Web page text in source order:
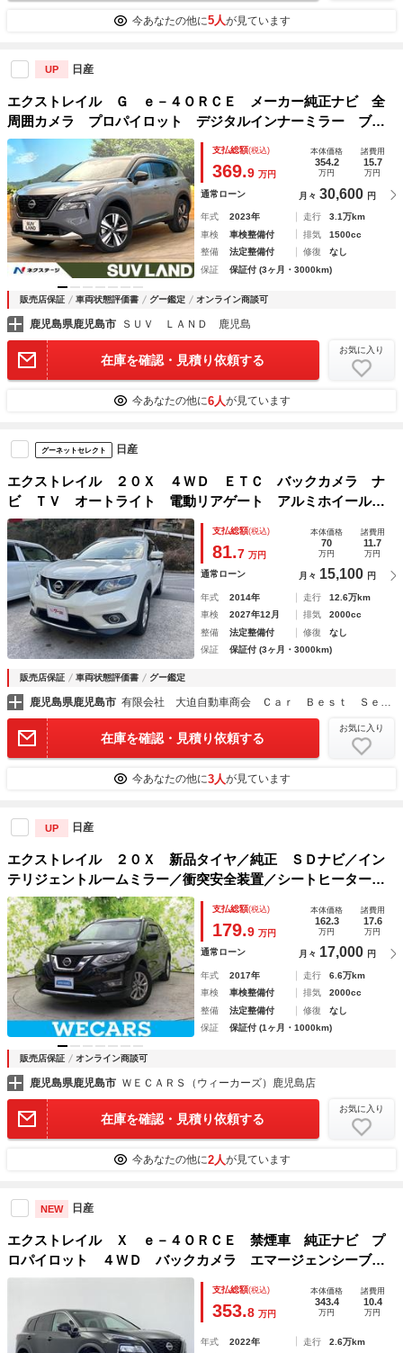
今あなたの他に5人が見ています
UP 日産
エクストレイル Ｇ ｅ－４ＯＲＣＥ メーカー純正ナビ 全
周囲カメラ プロパイロット デジタルインナーミラー ブラ
インドスポットモニター シートヒーター パワーバックド
ア ＬＥＤヘッドライト 純正１９インチアルミ ４ＷＤ
支払総額(税込)
369.9 万円
本体価格
354.2
万円
諸費用
15.7
万円
通常ローン 月々 30,600 円
年式 2023年 走行
3.1万km
車検
車検整備付 排気
1500cc
整備
法定整備付 修復
なし
保証
保証付 (3ヶ月・3000km)
販売店保証 車両状態評価書 グー鑑定 オンライン商談可
鹿児島県鹿児島市 ＳＵＶ ＬＡＮＤ 鹿児島
在庫を確認・見積り依頼する
お気に入り
今あなたの他に6人が見ています
グーネットセレクト 日産
エクストレイル ２０Ｘ ４ＷＤ ＥＴＣ バックカメラ ナ
ビ ＴＶ オートライト 電動リアゲート アルミホイール
スマートキー アイドリングストップ 電動格納ミラー シー
トヒーター ＣＶＴ 盗難防止システム 衝突安全ボディ
支払総額(税込)
81.7 万円
本体価格
70
万円
諸費用
11.7
万円
通常ローン 月々 15,100 円
年式 2014年 走行
12.6万km
車検
2027年12月 排気
2000cc
整備
法定整備付 修復
なし
保証
保証付 (3ヶ月・3000km)
販売店保証 車両状態評価書 グー鑑定
鹿児島県鹿児島市 有限会社 大迫自動車商会 Ｃａｒ Ｂｅｓｔ Ｓｅｌｅｃｔｉｏｎ
在庫を確認・見積り依頼する
お気に入り
今あなたの他に3人が見ています
UP 日産
エクストレイル ２０Ｘ 新品タイヤ／純正 ＳＤナビ／イン
テリジェントルームミラー／衝突安全装置／シートヒーター
全席／アラウンドビューモニター／車線逸脱防止支援システム
／シート 合皮／電動バックドア／ヘッドランプ ＬＥＤ
支払総額(税込)
179.9 万円
本体価格
162.3
万円
諸費用
17.6
万円
通常ローン 月々 17,000 円
年式 2017年 走行
6.6万km
車検
車検整備付 排気
2000cc
整備
法定整備付 修復
なし
保証
保証付 (1ヶ月・1000km)
販売店保証 オンライン商談可
鹿児島県鹿児島市 ＷＥＣＡＲＳ（ウィーカーズ）鹿児島店
在庫を確認・見積り依頼する
お気に入り
今あなたの他に2人が見ています
NEW 日産
エクストレイル Ｘ ｅ－４ＯＲＣＥ 禁煙車 純正ナビ プ
ロパイロット ４ＷＤ バックカメラ エマージェンシーブレ
ーキ パワーバックドア シートヒーター ステアリングヒー
ター パワーシート プッシュスタート ＥＴＣ ＬＥＤヘッ
ドライト
支払総額(税込)
353.8 万円
本体価格
343.4
万円
諸費用
10.4
万円
年式 2022年 走行
2.6万km